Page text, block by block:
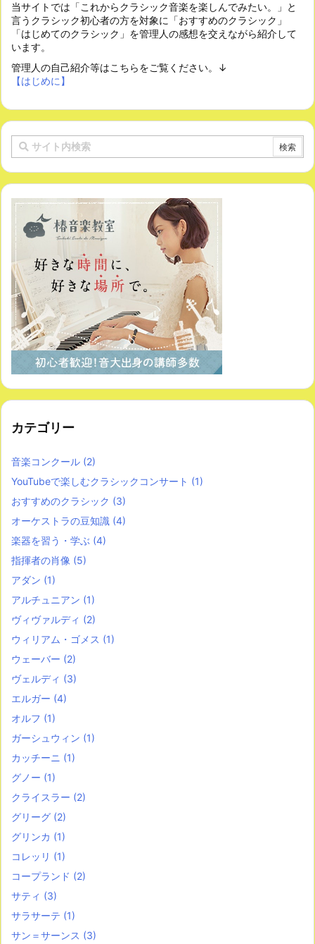
当サイトでは「これからクラシック音楽を楽しんでみたい。」と
言うクラシック初心者の方を対象に「おすすめのクラシック」
「はじめてのクラシック」を管理人の感想を交えながら紹介して
います。
管理人の自己紹介等はこちらをご覧ください。↓
【はじめに】
カテゴリー
音楽コンクール (2)
YouTubeで楽しむクラシックコンサート (1)
おすすめのクラシック (3)
オーケストラの豆知識 (4)
楽器を習う・学ぶ (4)
指揮者の肖像 (5)
アダン (1)
アルチュニアン (1)
ヴィヴァルディ (2)
ウィリアム・ゴメス (1)
ウェーバー (2)
ヴェルディ (3)
エルガー (4)
オルフ (1)
ガーシュウィン (1)
カッチーニ (1)
グノー (1)
クライスラー (2)
グリーグ (2)
グリンカ (1)
コレッリ (1)
コープランド (2)
サティ (3)
サラサーテ (1)
サン＝サーンス (3)